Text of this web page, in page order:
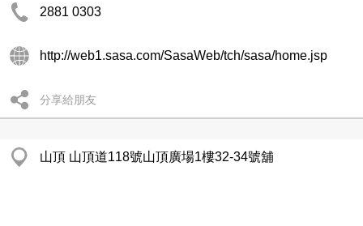
2881 0303
http://web1.sasa.com/SasaWeb/tch/sasa/home.jsp
分享給朋友
山頂 山頂道118號山頂廣場1樓32-34號舖